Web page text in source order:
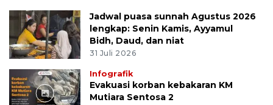
Jadwal puasa sunnah Agustus 2026
lengkap: Senin Kamis, Ayyamul
Bidh, Daud, dan niat
31 Juli 2026
Infografik
Evakuasi korban kebakaran KM
Mutiara Sentosa 2